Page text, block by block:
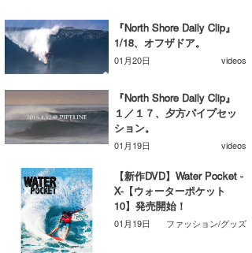
『North Shore Daily Clip』
1/18、オフザドア。
01月20日 videos
『North Shore Daily Clip』
１／１７、夕方パイプセッ
ション。
01月19日 videos
【新作DVD】Water Pocket -
X-【ウォーターポケット
10】発売開始！
01月19日 ファッション/グッズ
三輪予報士
小川予報士
上條将美
唐澤予報士
SancheZ
ゴン
米山予報士